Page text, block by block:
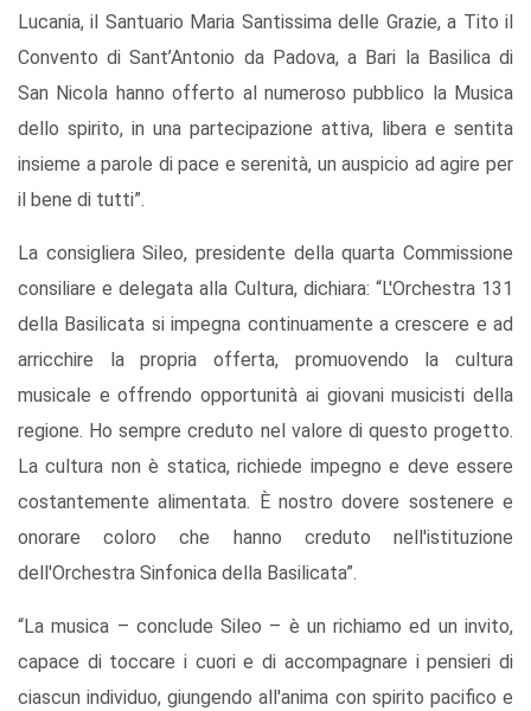
Lucania, il Santuario Maria Santissima delle Grazie, a Tito il
Convento di Sant’Antonio da Padova, a Bari la Basilica di
San Nicola hanno offerto al numeroso pubblico la Musica
dello spirito, in una partecipazione attiva, libera e sentita
insieme a parole di pace e serenità, un auspicio ad agire per
il bene di tutti”.
La consigliera Sileo, presidente della quarta Commissione
consiliare e delegata alla Cultura, dichiara: “L'Orchestra 131
della Basilicata si impegna continuamente a crescere e ad
arricchire la propria offerta, promuovendo la cultura
musicale e offrendo opportunità ai giovani musicisti della
regione. Ho sempre creduto nel valore di questo progetto.
La cultura non è statica, richiede impegno e deve essere
costantemente alimentata. È nostro dovere sostenere e
onorare coloro che hanno creduto nell'istituzione
dell'Orchestra Sinfonica della Basilicata”.
“La musica – conclude Sileo – è un richiamo ed un invito,
capace di toccare i cuori e di accompagnare i pensieri di
ciascun individuo, giungendo all'anima con spirito pacifico e